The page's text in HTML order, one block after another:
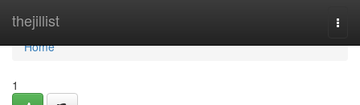
thejillist
Home
Home
1